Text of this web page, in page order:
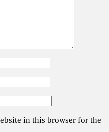
in this browser for the